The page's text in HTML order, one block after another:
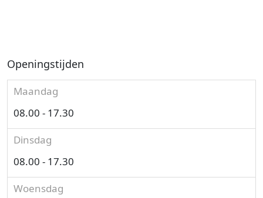
Openingstijden
Maandag
08.00 - 17.30
Dinsdag
08.00 - 17.30
Woensdag